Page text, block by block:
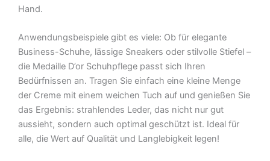
Hand.
Anwendungsbeispiele gibt es viele: Ob für elegante
Business-Schuhe, lässige Sneakers oder stilvolle Stiefel –
die Medaille D’or Schuhpflege passt sich Ihren
Bedürfnissen an. Tragen Sie einfach eine kleine Menge
der Creme mit einem weichen Tuch auf und genießen Sie
das Ergebnis: strahlendes Leder, das nicht nur gut
aussieht, sondern auch optimal geschützt ist. Ideal für
alle, die Wert auf Qualität und Langlebigkeit legen!